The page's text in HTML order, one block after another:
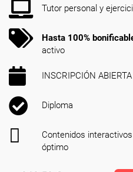
Tutor personal y
Hasta 100%
activo
INSCRIPCIÓN ABIERTA
Diploma
Contenidos
óptimo